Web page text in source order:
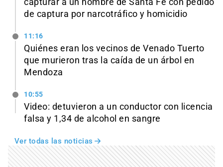
capturar a un hombre de Santa Fe con pedido
de captura por narcotráfico y homicidio
11:16
Quiénes eran los vecinos de Venado Tuerto
que murieron tras la caída de un árbol en
Mendoza
10:55
Video: detuvieron a un conductor con licencia
falsa y 1,34 de alcohol en sangre
Ver todas las noticias